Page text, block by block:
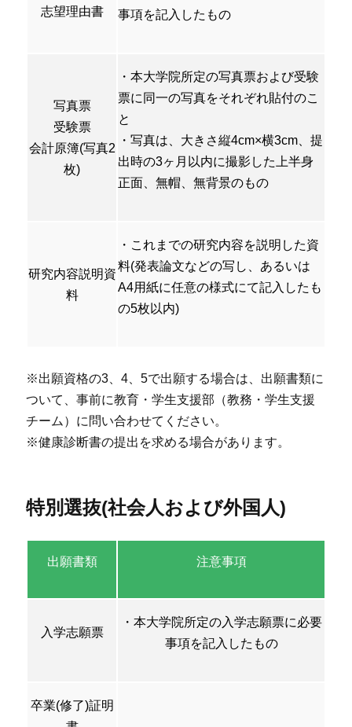
志望理由書
事項を記入したもの
写真票
受験票
会計原簿(写真2
枚)
・本大学院所定の写真票および受験
票に同一の写真をそれぞれ貼付のこ
と
・写真は、大きさ縦4cm×横3cm、提
出時の3ヶ月以内に撮影した上半身
正面、無帽、無背景のもの
研究内容説明資
料
・これまでの研究内容を説明した資
料(発表論文などの写し、あるいは
A4用紙に任意の様式にて記入したも
の5枚以内)
※出願資格の3、4、5で出願する場合は、出願書類に
ついて、事前に教育・学生支援部（教務・学生支援
チーム）に問い合わせてください。
※健康診断書の提出を求める場合があります。
特別選抜(社会人および外国人)
出願書類 注意事項
入学志願票
・本大学院所定の入学志願票に必要
事項を記入したもの
卒業(修了)証明